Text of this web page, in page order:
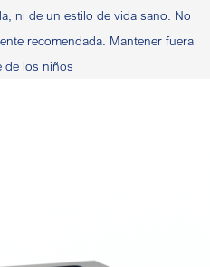
ni de un estilo de vida sano. No
recomendada. Mantener fuera
de los niños